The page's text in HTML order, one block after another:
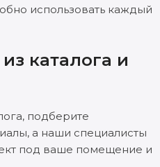
использовать каждый
каталога и
подберите
а наши специалисты
под ваше помещение и